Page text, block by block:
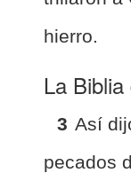
hierro.
La
3 Así
pecados